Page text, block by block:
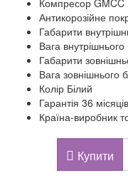
Компресор GMCC
Антикорозійне
Габарити
Вага
Габарити
Вага зовнішнього
Колір Білий
Гарантія 36
Країна-виробник
Купити